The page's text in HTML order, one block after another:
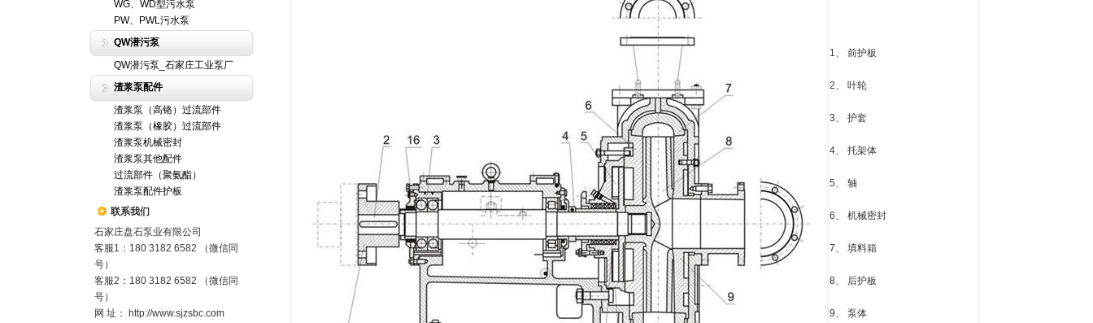
WG、WD型污水泵
PW、PWL污水泵
QW潜污泵
QW潜污泵_石家庄工业泵厂
渣浆泵配件
渣浆泵（高铬）过流部件
渣浆泵（橡胶）过流部件
渣浆泵机械密封
渣浆泵其他配件
过流部件（聚氨酯）
渣浆泵配件护板
联系我们
石家庄盘石泵业有限公司
客服1：180 3182 6582 （微信同
号）
客服2：180 3182 6582 （微信同
号）
网 址： http://www.sjzsbc.com
1、 前护板
2、 叶轮
3、 护套
4、 托架体
5、 轴
6、 机械密封
7、 填料箱
8、 后护板
9、 泵体